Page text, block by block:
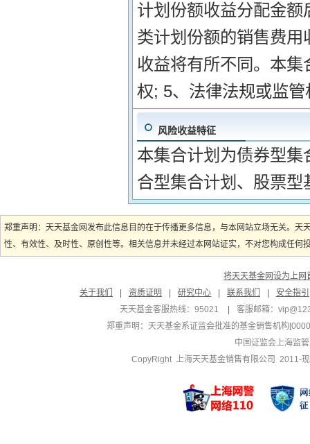
计划份额收益分配金
类计划份额的销售费
收益将有所不同。本
权; 5、法律法规或监
风险收益特征
本集合计划为债券型
合型集合计划、股票
郑重声明：天天基金网发布此信息目的在于传播更多信息，与本网站立场无关。
性、有效性、及时性、原创性等。相关信息并未经过本网站证实，不对您构成任
将天天基金网设为上网
关于我们
资质证明 研究中心 联系我们
安全指引
天天基金客服热线：95021
客服邮箱：
郑重声明： 天天基金系证监会批准的基金销售机构
中国证监会上海监
CopyRight 上海天天基金销售有限公司 2011-